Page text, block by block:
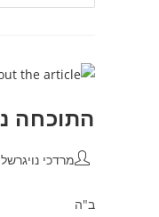
התוכחה
מרדכי נויגרשל
ב"ה